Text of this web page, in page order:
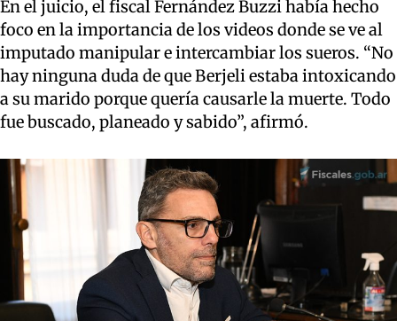
En el juicio, el fiscal Fernández Buzzi había hecho
foco en la importancia de los videos donde se ve al
imputado manipular e intercambiar los sueros. “No
hay ninguna duda de que Berjeli estaba intoxicando
a su marido porque quería causarle la muerte. Todo
fue buscado, planeado y sabido”, afirmó.